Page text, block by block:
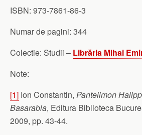
ISBN: 973-7861-86-3
Numar de pagini: 344
Colectie: Studii – Librăria Mihai
Note:
[1] Ion Constantin, Pantelimon
Basarabia, Editura Biblioteca
2009, pp. 43-44.